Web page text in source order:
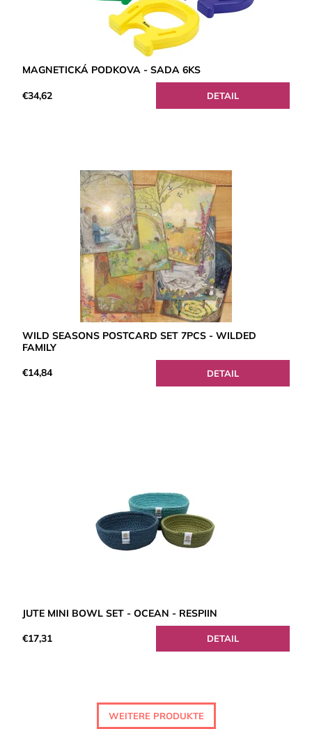
MAGNETICKÁ PODKOVA - SADA 6KS
€34,62 DETAIL
WILD SEASONS POSTCARD SET 7PCS - WILDED
FAMILY
€14,84 DETAIL
JUTE MINI BOWL SET - OCEAN - RESPIIN
€17,31 DETAIL
WEITERE PRODUKTE